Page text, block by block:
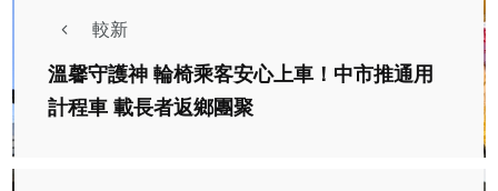
較新
溫馨守護神 輪椅乘客安心上車！中市推通用
計程車 載長者返鄉團聚